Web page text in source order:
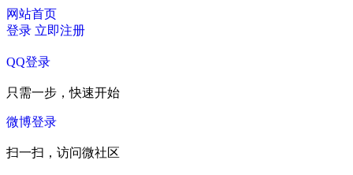
网站首页
登录 立即注册
QQ登录
只需一步，快速开始
微博登录
扫一扫，访问微社区